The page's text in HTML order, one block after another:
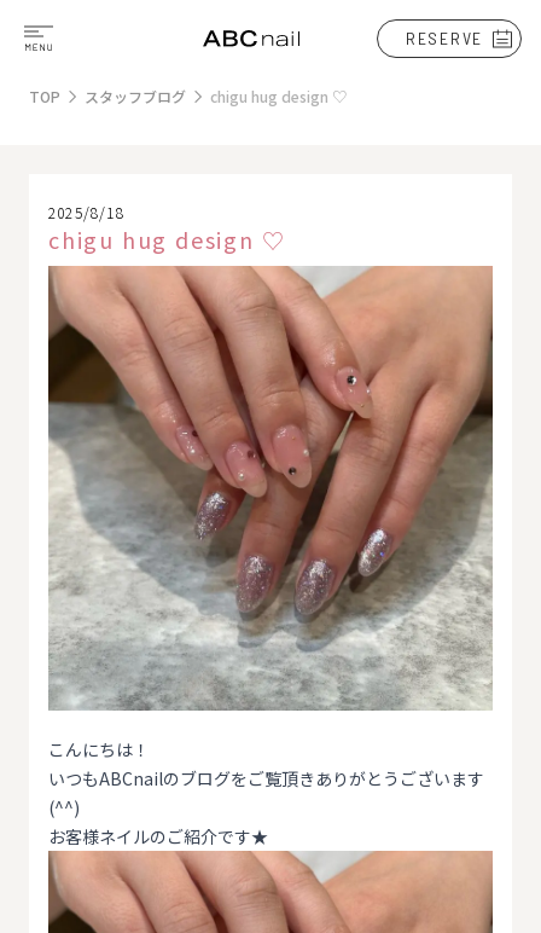
RESERVE
TOP スタッフブログ chigu hug design ♡
2025/8/18
chigu hug design ♡
こんにちは！
いつもABCnailのブログをご覧頂きありがとうございます
(^^)
お客様ネイルのご紹介です★